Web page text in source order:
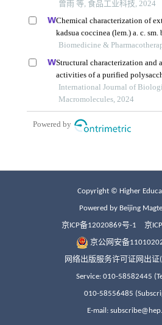
Copyright © Higher
Powered by Beijing
京ICP备12020869号-1 京
京公网安备
网络出版服务许可证网出证
Service: 010-58582445
010-58556485
E-mail: